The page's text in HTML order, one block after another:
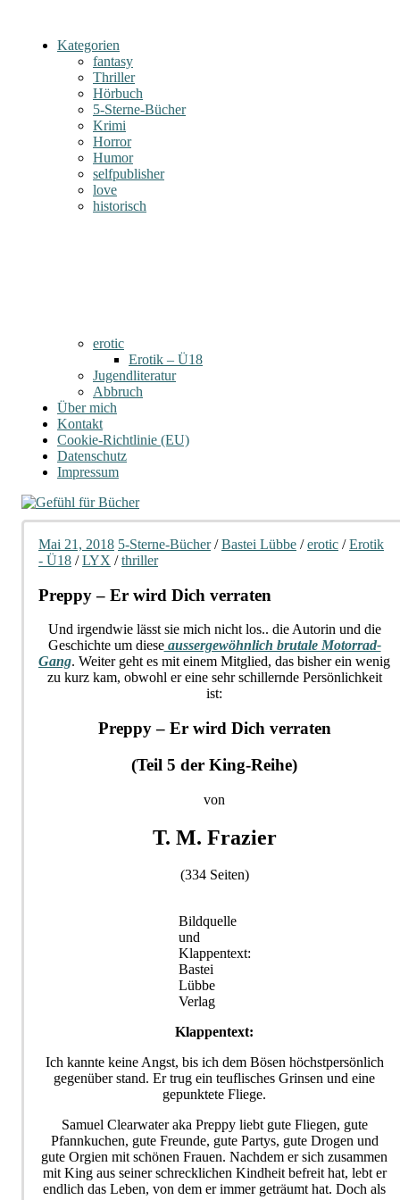
Kategorien
fantasy
Thriller
Hörbuch
5-Sterne-Bücher
Krimi
Horror
Humor
selfpublisher
love
historisch
erotic
Erotik – Ü18
Jugendliteratur
Abbruch
Über mich
Kontakt
Cookie-Richtlinie (EU)
Datenschutz
Impressum
Mai 21, 2018 5-Sterne-Bücher/Bastei Lübbe /erotic /Erotik
- Ü18 /LYX /thriller
Preppy – Er wird Dich verraten
Und irgendwie lässt sie mich nicht los.. die Autorin und die
Geschichte um dieseaussergewöhnlich brutale Motorrad-
Gang. Weiter geht es mit einem Mitglied, das bisher ein wenig
zu kurz kam, obwohl er eine sehr schillernde Persönlichkeit
ist:
Preppy – Er wird Dich verraten
(Teil 5 der King-Reihe)
von
T. M. Frazier
(334 Seiten)
Bildquelle
und
Klappentext:
Bastei
Lübbe
Verlag
Klappentext:
Ich kannte keine Angst, bis ich dem Bösen höchstpersönlich
gegenüber stand. Er trug ein teuflisches Grinsen und eine
gepunktete Fliege.
Samuel Clearwater aka Preppy liebt gute Fliegen, gute
Pfannkuchen, gute Freunde, gute Partys, gute Drogen und
gute Orgien mit schönen Frauen. Nachdem er sich zusammen
mit King aus seiner schrecklichen Kindheit befreit hat, lebt er
endlich das Leben, von dem er immer geträumt hat. Doch als